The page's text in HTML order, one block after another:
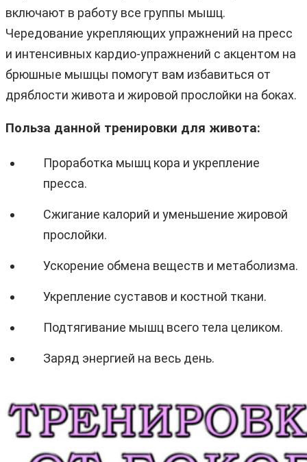
включают в работу все группы мышц.
Чередование укрепляющих упражнений на пресс
и интенсивных кардио-упражнений с акцентом на
брюшные мышцы помогут вам избавиться от
дряблости живота и жировой прослойки на боках.
Польза данной тренировки для живота:
Проработка мышц кора и укрепление
пресса.
Сжигание калорий и уменьшение жировой
прослойки.
Ускорение обмена веществ и метаболизма.
Укрепление суставов и костной ткани.
Подтягивание мышц всего тела целиком.
Заряд энергией на весь день.